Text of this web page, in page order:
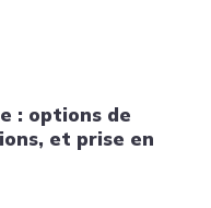
: options de
et prise en